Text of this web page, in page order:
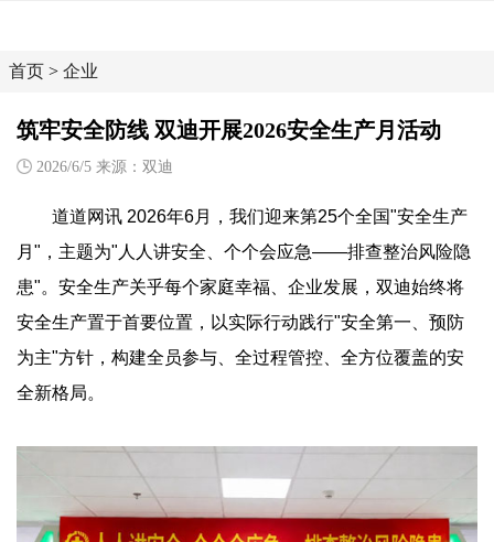
首页 > 企业
筑牢安全防线 双迪开展2026安全生产月活动
2026/6/5 来源：双迪
道道网讯 2026年6月，我们迎来第25个全国"安全生产
月"，主题为"人人讲安全、个个会应急——排查整治风险隐
患"。安全生产关乎每个家庭幸福、企业发展，双迪始终将
安全生产置于首要位置，以实际行动践行"安全第一、预防
为主"方针，构建全员参与、全过程管控、全方位覆盖的安
全新格局。